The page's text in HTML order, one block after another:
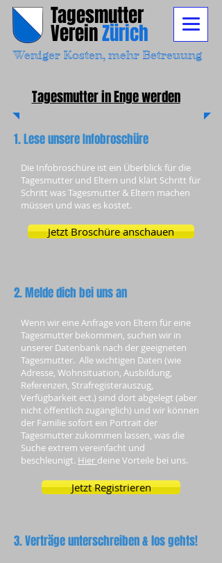
Tagesmutter
VereinZürich
Weniger Kosten, mehr Betreuung
Tagesmutter in Enge werden
1. Lese unsere Infobroschüre
Die Infobroschüre ist ein Überblick für die
Tagesmutter und Eltern und klärt Schritt für
Schritt was Tagesmutter & Eltern machen
müssen und was es kostet.
Jetzt Broschüre anschauen
2. Melde dich bei uns an
Wenn wir eine Anfrage von Eltern für eine
Tagesmutter bekommen, suchen wir in
unserer Datenbank nach der geeigneten
Tagesmutter. Alle wichtigen Daten (wie
Adresse, Wohnsituation, Ausbildung,
Referenzen, Strafregisterauszug,
Verfügbarkeit ect.) sind dort abgelegt (aber
nicht öffentlich zugänglich) und wir können
der Familie sofort ein Portrait der
Tagesmutter zukommen lassen, was die
Suche extrem vereinfacht und
beschleunigt. Hier deine Vorteile bei uns.
Jetzt Registrieren
3. Verträge unterschreiben & los gehts!